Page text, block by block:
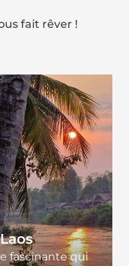
fait rêver !
fascinante qui